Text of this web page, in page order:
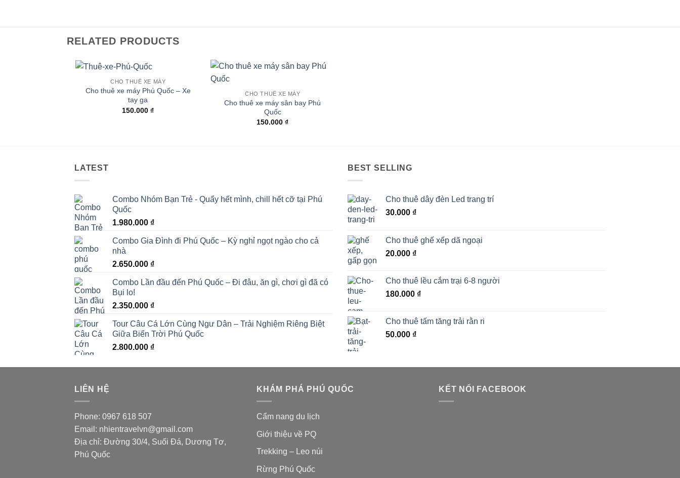
RELATED PRODUCTS
CHO THUÊ XE MÁY
Cho thuê xe máy Phú Quốc – Xe
tay ga
150.000₫
CHO THUÊ XE MÁY
Cho thuê xe máy sân bay Phú
Quốc
150.000₫
LATEST
Combo Nhóm Bạn Trẻ - Quẩy hết mình, chill hết cỡ tại Phú
Quốc
1.980.000 ₫
Combo Gia Đình đi Phú Quốc – Kỳ nghỉ ngọt ngào cho cả
nhà
2.650.000 ₫
Combo Lần đầu đến Phú Quốc – Đi đâu, ăn gì, chơi gì đã có
Bụi lo!
2.350.000 ₫
Tour Câu Cá Lớn Cùng Ngư Dân – Trải Nghiệm Riêng Biệt
Giữa Biển Trời Phú Quốc
2.800.000 ₫
BEST SELLING
Cho thuê dây đèn Led trang trí
30.000 ₫
Cho thuê ghế xếp dã ngoại
20.000 ₫
Cho thuê lều cắm trại 6-8 người
180.000 ₫
Cho thuê tấm tăng trải rằn ri
50.000 ₫
LIÊN HỆ
Phone: 0967 618 507
Email: nhientravelvn@gmail.com
Địa chỉ: Đường 30/4, Suối Đá, Dương Tơ,
Phú Quốc
KHÁM PHÁ PHÚ QUỐC
Cẩm nang du lịch
Giới thiệu về PQ
Trekking – Leo núi
Rừng Phú Quốc
KẾT NỐI FACEBOOK